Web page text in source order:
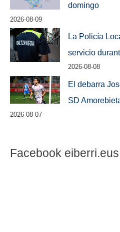
domingo
2026-08-09
La Policía
servicio
2026-08-08
El debarra
SD
2026-08-07
Facebook eiberri.eus